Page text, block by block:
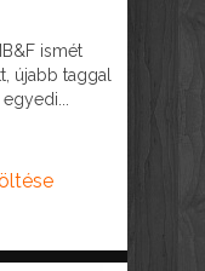
ismét
újabb taggal